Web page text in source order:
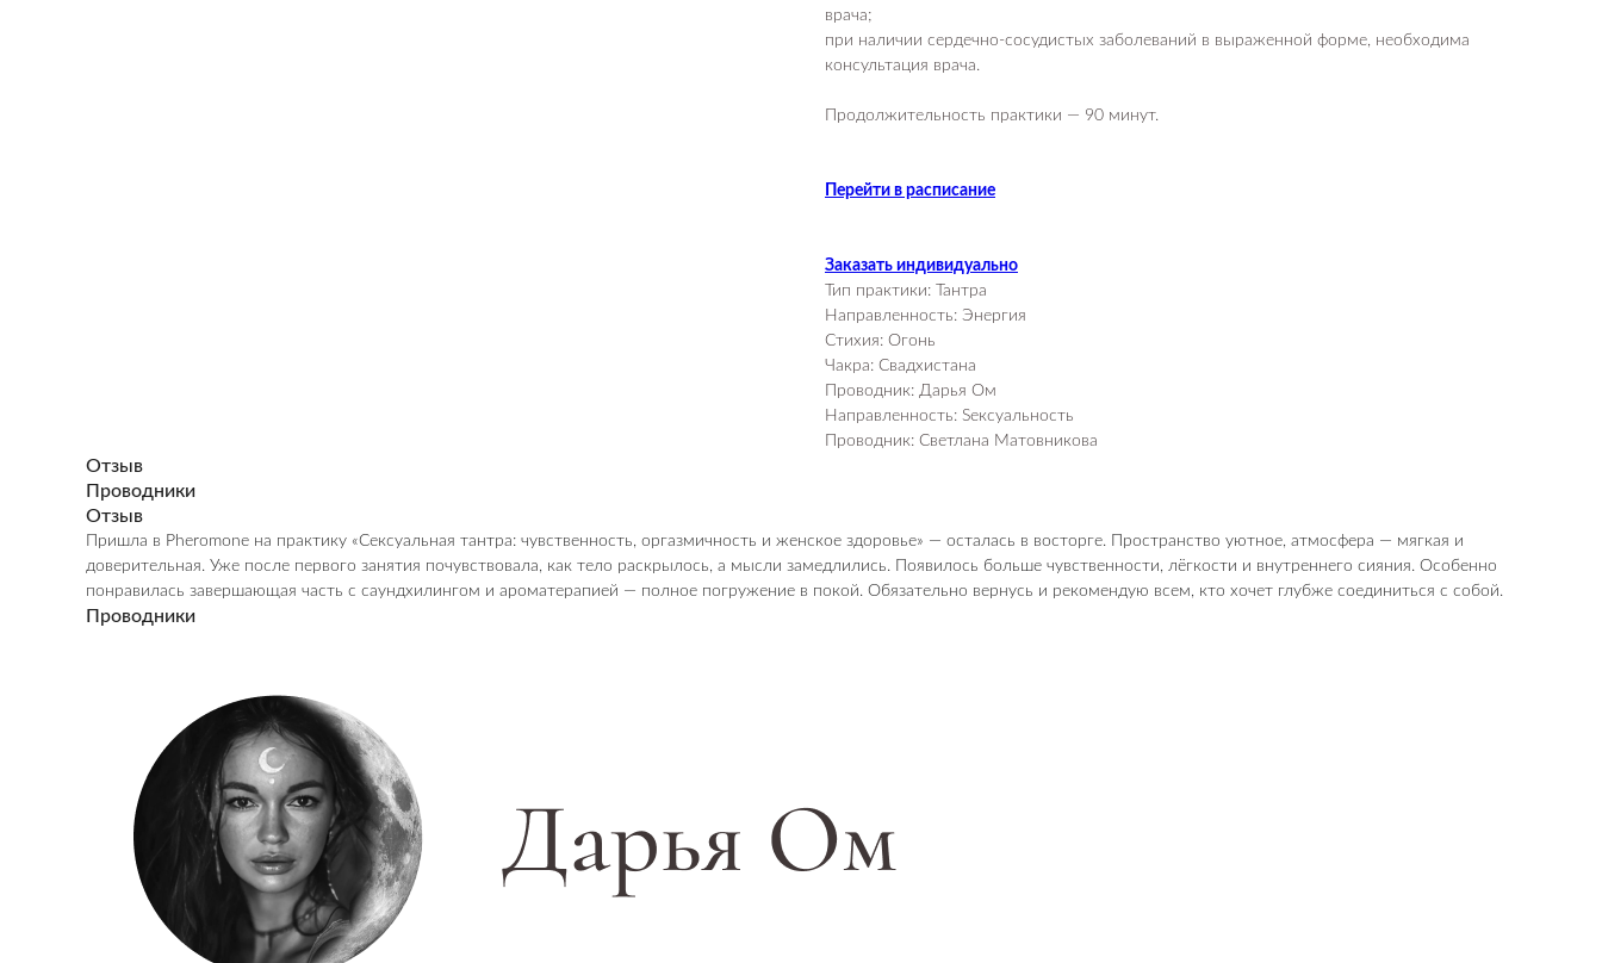
врача;
при наличии сердечно-сосудистых заболеваний в выраженной форме, необходима
консультация врача.
Продолжительность практики — 90 минут.
Перейти в расписание
Заказать индивидуально
Тип практики: Тантра
Направленность: Энергия
Стихия: Огонь
Чакра: Свадхистана
Проводник: Дарья Ом
Направленность: Sексуальность
Проводник: Светлана Матовникова
Отзыв
Проводники
Отзыв
Пришла в Pheromone на практику «Сексуальная тантра: чувственность, оргазмичность и женское здоровье» — осталась в восторге. Пространство уютное, атмосфера — мягкая и
доверительная. Уже после первого занятия почувствовала, как тело раскрылось, а мысли замедлились. Появилось больше чувственности, лёгкости и внутреннего сияния. Особенно
понравилась завершающая часть с саундхилингом и ароматерапией — полное погружение в покой. Обязательно вернусь и рекомендую всем, кто хочет глубже соединиться с собой.
Проводники